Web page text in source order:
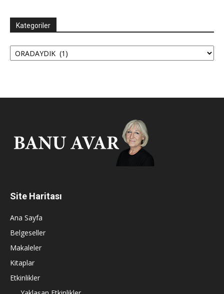
Kategoriler
Kategoriler
Site Haritası
Ana Sayfa
Belgeseller
Makaleler
Kitaplar
Etkinlikler